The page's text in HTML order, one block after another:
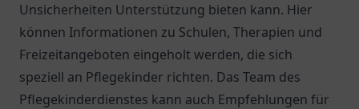
Unsicherheiten Unterstützung bieten kann. Hier
können Informationen zu Schulen, Therapien und
Freizeitangeboten eingeholt werden, die sich
speziell an Pflegekinder richten. Das Team des
Pflegekinderdienstes kann auch Empfehlungen für